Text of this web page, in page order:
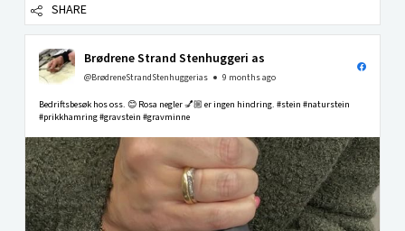
SHARE
Brødrene Strand Stenhuggeri as
@BrødreneStrandStenhuggerias 9 months ago
Bedriftsbesøk hos oss. 😊 Rosa negler 💅🏼 er ingen hindring. #stein #naturstein
#prikkhamring #gravstein #gravminne